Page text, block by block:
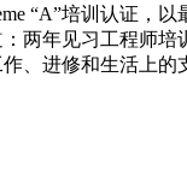
“A”培训认证，
两年见习工程师培
、进修和生活上的